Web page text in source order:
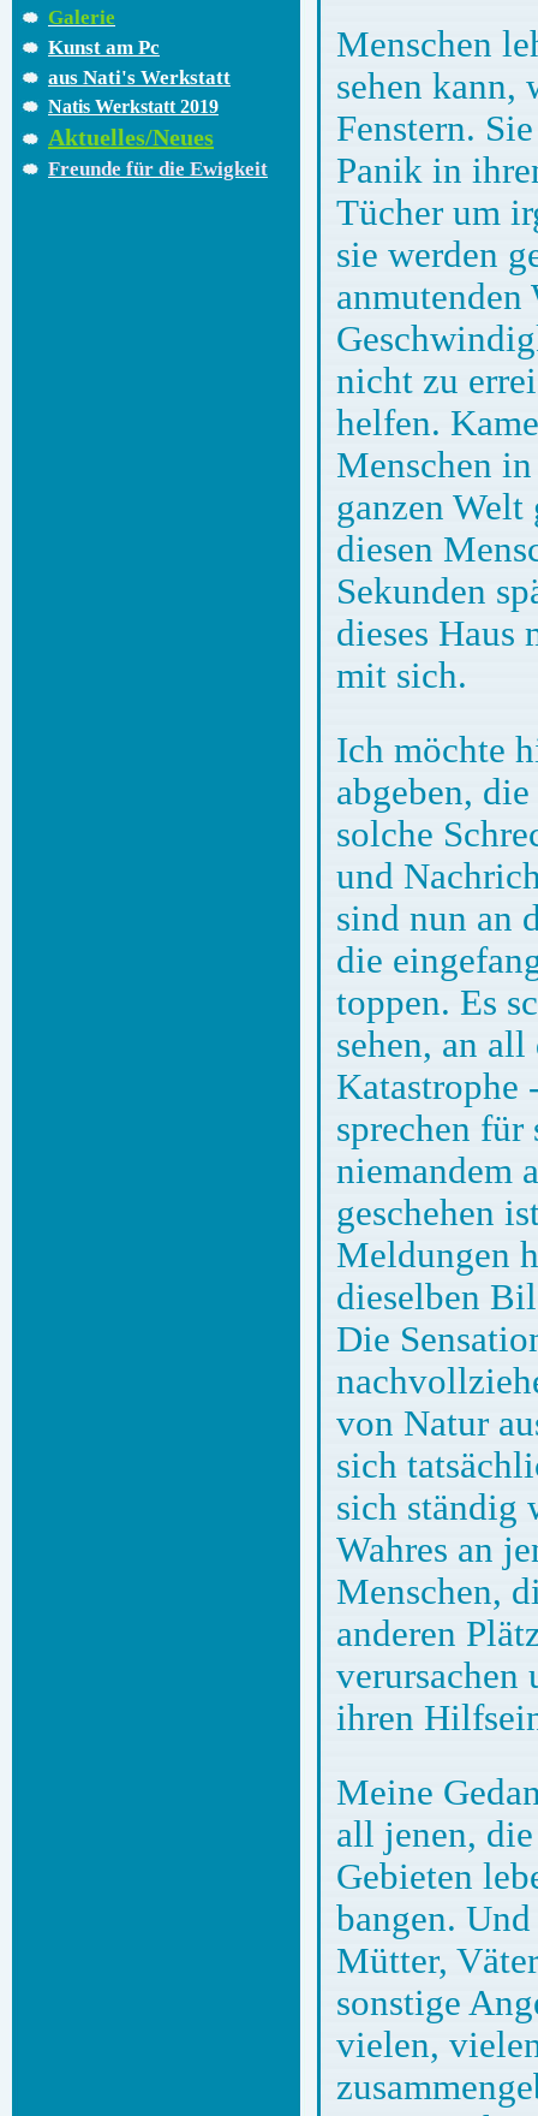
Galerie
Kunst am Pc
aus Nati's Werkstatt
Natis Werkstatt 2019
Aktuelles/Neues
Freunde für die Ewigkeit
Menschen
sehen kann,
Fenstern.
Panik in
Tücher um
sie werden
anmutenden
nicht zu
helfen.
Menschen
ganzen
diesen
Sekunden
dieses Haus
mit sich.
Ich möchte
abgeben,
solche
und
sind nun an
die
toppen. Es
sehen, an
Katastrophe
sprechen für
niemandem
geschehen
Meldungen
dieselben
Die
von Natur
sich
sich ständig
Wahres an
Menschen,
anderen
verursachen
ihren
Meine
all jenen,
Gebieten
bangen.
Mütter,
sonstige
vielen,